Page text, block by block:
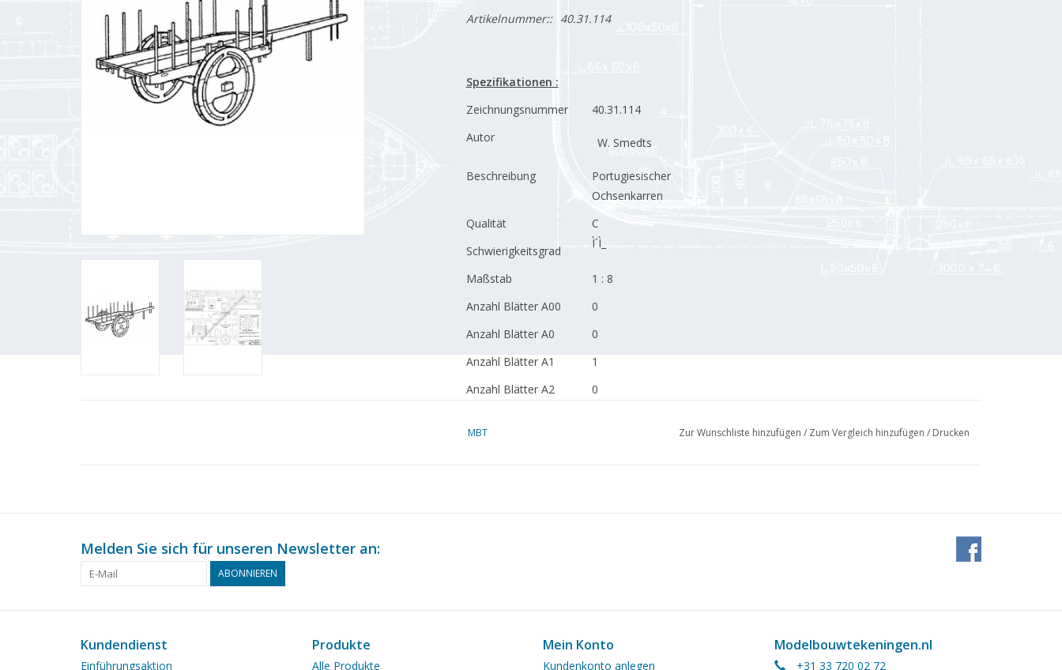
Artikelnummer:: 40.31.114
Spezifikationen :
Zeichnungsnummer
40.31.114
Autor
W. Smedts
Beschreibung
Portugiesischer
Ochsenkarren
Qualität
C
Schwierigkeitsgrad
Ì´Ì_
Maßstab
1 : 8
Anzahl Blätter A00
0
Anzahl Blätter A0
0
Anzahl Blätter A1
1
Anzahl Blätter A2
0
MBT Zur Wunschliste hinzufügen / Zum Vergleich hinzufügen / Drucken
Melden Sie sich für unseren Newsletter an:
ABONNIEREN
Kundendienst
Einführungsaktion
Produkte
Alle Produkte
Mein Konto
Kundenkonto anlegen
Modelbouwtekeningen.nl
+31 33 720 02 72